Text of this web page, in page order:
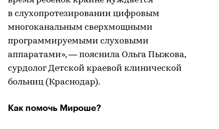
в слухопротезировании цифровым
многоканальным сверхмощными
программируемыми слуховыми
аппаратами», — пояснила Ольга Пыжова,
сурдолог Детской краевой клинической
больниц (Краснодар).
Как помочь Мироше?